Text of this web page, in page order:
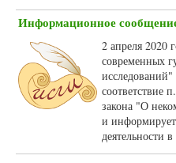
Информационное
2 апреля 2020
современных
исследований"
соответствие
закона "О
и
деятельности